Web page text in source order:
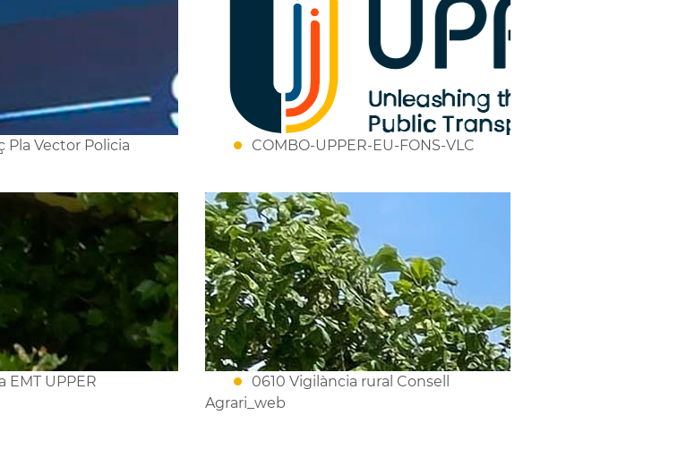
Pla Vector Policia
COMBO-UPPER-EU-FONS-VLC
EMT UPPER
0610 Vigilància rural Consell
Agrari_web